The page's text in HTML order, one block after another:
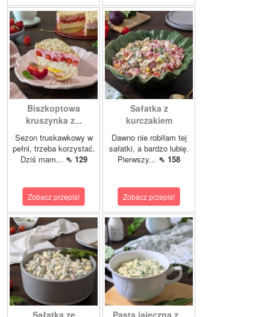
Biszkoptowa
kruszynka z...
Sezon truskawkowy w
pełni, trzeba korzystać.
Dziś mam... ⇖ 129
Zobacz przepis!
Sałatka z
kurczakiem
Dawno nie robiłam tej
sałatki, a bardzo lubię.
Pierwszy... ⇖ 158
Zobacz przepis!
Sałatka ze Pasta jajeczna z...